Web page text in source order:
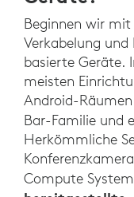
Beginnen wir mit
Verkabelung
basierte Geräte.
meisten
Android-
Bar-Familie und
Herkömmliche
Compute